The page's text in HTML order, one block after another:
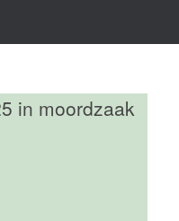
in moordzaak